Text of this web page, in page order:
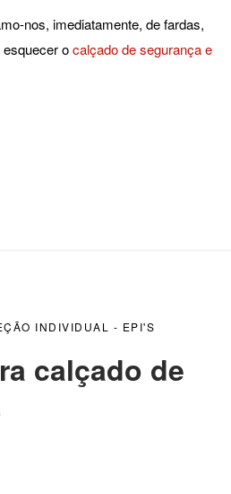
nos, imediatamente, de fardas,
ocalçado de segurança e
INDIVIDUAL - EPI'S
calçado de